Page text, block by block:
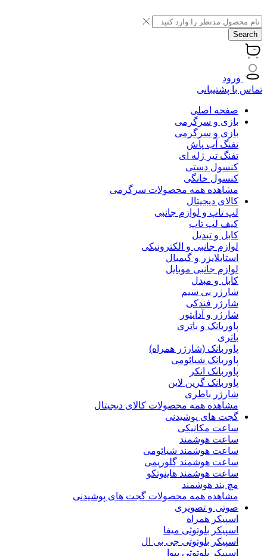
Search
ورود
تماس با پشتیبانی
صفحه اصلی
بازی و سرگرمی
بازی و سرگرمی
تفنگ آب پاش
تفنگ تیر ژله ای
کنسول دستی
کنسول خانگی
مشاهده همه محصولات سرگرمی
کالای دیجیتال
لپ تاپ و لوازم جانبی
کیف لپ تاپ
کابل و تبدیل
لوازم جانبی و الکترونیکی
استابلایزر و گیمبال
لوازم جانبی موبایل
کابل و مبدل
شارژر بی سیم
شارژر فندکی
شارژر و آداپتور
پاوربانک و باتری
باتری
پاوربانک (شارژر همراه)
پاوربانک شیائومی
پاوربانک انکر
پاوربانک گرین لاین
شارژر باطری
مشاهده همه محصولات کالای دیجیتال
گجت های پوشیدنی
ساعت مکانیکی
ساعت هوشمند
ساعت هوشمند شیائومی
ساعت هوشمند گلوریمی
ساعت هوشمند هاینوتکو
مچ بند هوشمند
مشاهده همه محصولات گجت های پوشیدنی
صوتی و تصویری
اسپیکر همراه
اسپیکر بلوتوثی میفا
اسپیکر بلوتوثی جی بی ال
اسپیکر بلوتوثی بیوا